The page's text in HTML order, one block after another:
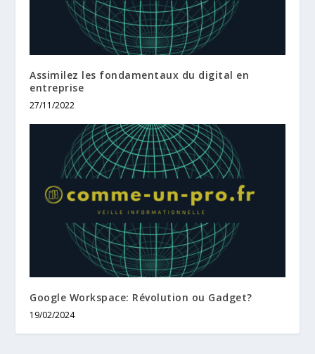
Assimilez les fondamentaux du digital en
entreprise
27/11/2022
Google Workspace: Révolution ou Gadget?
19/02/2024